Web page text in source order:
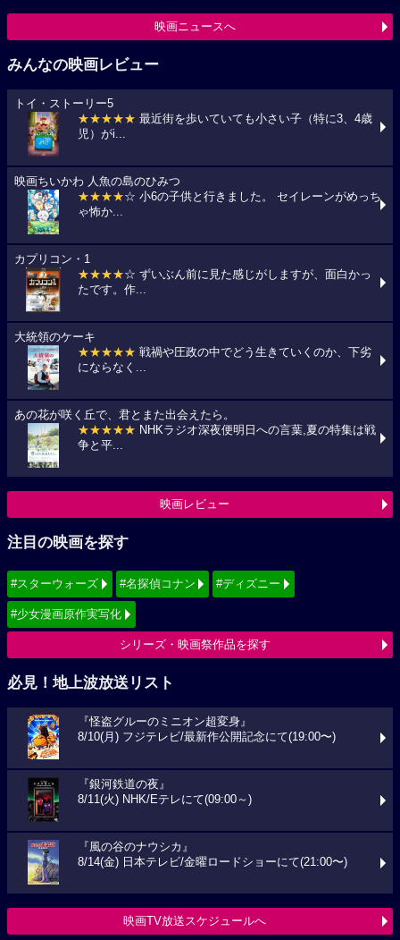
映画ニュースへ
みんなの映画レビュー
トイ・ストーリー5
★★★★★ 最近街を歩いていても小さい子（特に3、4歳
児）がi...
映画ちいかわ 人魚の島のひみつ
★★★★☆ 小6の子供と行きました。 セイレーンがめっち
ゃ怖か...
カプリコン・1
★★★★☆ ずいぶん前に見た感じがしますが、面白かっ
たです。作...
大統領のケーキ
★★★★★ 戦禍や圧政の中でどう生きていくのか、下劣
にならなく...
あの花が咲く丘で、君とまた出会えたら。
★★★★★ NHKラジオ深夜便明日への言葉,夏の特集は戦
争と平...
映画レビュー
注目の映画を探す
#スターウォーズ #名探偵コナン #ディズニー
#少女漫画原作実写化
シリーズ・映画祭作品を探す
必見！地上波放送リスト
『怪盗グルーのミニオン超変身』
8/10(月) フジテレビ/最新作公開記念にて(19:00〜)
『銀河鉄道の夜』
8/11(火) NHK/Eテレにて(09:00～)
『風の谷のナウシカ』
8/14(金) 日本テレビ/金曜ロードショーにて(21:00〜)
映画TV放送スケジュールへ